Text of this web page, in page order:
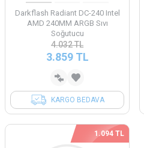
Darkflash Radiant DC-240 Intel
AMD 240MM ARGB Sıvı
Soğutucu
4.032TL
3.859TL
KARGO BEDAVA
1.094 TL